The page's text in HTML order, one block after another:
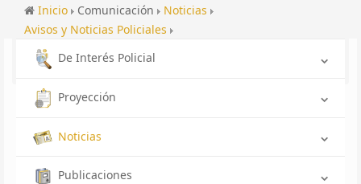
Inicio Comunicación
Noticias
Avisos y Noticias Policiales
OIJ SIORI: Localizan hombre con un disparo en la cabeza
dentro de su vivienda.
De Interés Policial
Proyección
Noticias
Publicaciones